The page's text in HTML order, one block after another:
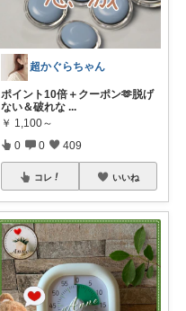
超かぐらちゃん
ポイント10倍＋クーポン🫶脱げ
ない＆破れな ...
￥ 1,100～
0 0 409
コレ いいね